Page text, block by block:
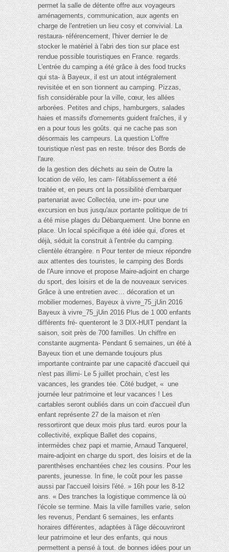
permet la salle de détente offre aux voyageurs
aménagements, communication, aux agents en
charge de l'entretien un lieu cosy et convivial. La
restaura- référencement, l'hiver dernier le de
stocker le matériel à l'abri des tion sur place est
rendue possible touristiques en France. regards.
L'entrée du camping a été grâce à des food trucks
qui sta- à Bayeux, il est un atout intégralement
revisitée et en son tionnent au camping. Pizzas,
fish considérable pour la ville, cœur, les allées
arborées. Petites and chips, hamburgers, salades
haies et massifs d'ornements guident fraîches, il y
en a pour tous les goûts. qui ne cache pas son
désormais les campeurs. La question L'offre
touristique n'est pas en reste. trésor des Bords de
l'aure.
de la gestion des déchets au sein de Outre la
location de vélo, les cam- l'établissement a été
traitée et, en peurs ont la possibilité d'embarquer
partenariat avec Collectéa, une im- pour une
excursion en bus jusqu'aux portante politique de tri
a été mise plages du Débarquement. Une bonne en
place. Un local spécifique a été idée qui, d'ores et
déjà, séduit la construit à l'entrée du camping.
clientèle étrangère. n Pour tenter de mieux répondre
aux attentes des touristes, le camping des Bords
de l'Aure innove et propose Maire-adjoint en charge
du sport, des loisirs et de la de nouveaux services.
Grâce à une entretien avec… décoration et un
mobilier modernes, Bayeux à vivre_75_jUin 2016
Bayeux à vivre_75_jUin 2016 Plus de 1 000 enfants
différents fré- quenteront le 3 DIX-HUIT pendant la
saison, soit près de 700 familles. Un chiffre en
constante augmenta- Pendant 6 semaines, un été à
Bayeux tion et une demande toujours plus
importante contrainte par une capacité d'accueil qui
n'est pas illimi- Le 5 juillet prochain, c'est les
vacances, les grandes tée. Côté budget, « une
journée leur patrimoine et leur vacances ! Les
cartables seront oubliés dans un coin d'accueil d'un
enfant représente 27 de la maison et n'en
ressortiront que deux mois plus tard. euros pour la
collectivité, explique Ballet des copains,
intermèdes chez papi et mamie, Arnaud Tanquerel,
maire-adjoint en charge du sport, des loisirs et de la
parenthèses enchantées chez les cousins. Pour les
parents, jeunesse. In fine, le coût pour les passe
aussi par l'accueil loisirs l'été. » 16h pour les 8-12
ans. « Des tranches la logistique commence là où
l'école se termine. Mais la ville familles varie, selon
les revenus, Pendant 6 semaines, les enfants
horaires différentes, adaptées à l'âge découvriront
leur patrimoine et leur des enfants, qui nous
permettent a pensé à tout. de bonnes idées pour un